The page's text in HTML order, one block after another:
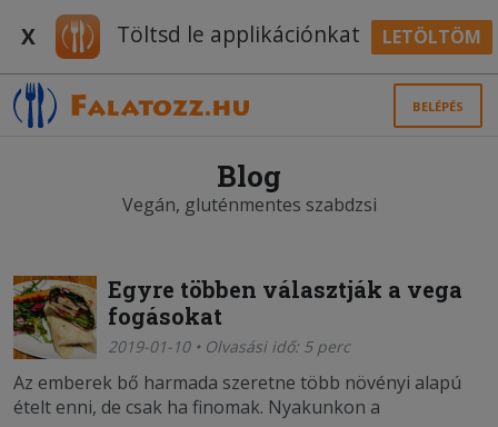
X Töltsd le applikációnkat LETÖLTÖM
BELÉPÉS
Blog
Vegán, gluténmentes szabdzsi
Egyre többen választják a vega
fogásokat
2019-01-10 • Olvasási idő: 5 perc
Az emberek bő harmada szeretne több növényi alapú
ételt enni, de csak ha finomak. Nyakunkon a